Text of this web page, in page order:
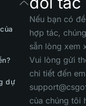
dự
Nếu bạn có
hợp tác,
sẵn lòng xem
Vui lòng gửi
chi tiết đến
của chúng tôi